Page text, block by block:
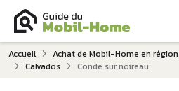
Accueil Achat de Mobil-Home en
Calvados
Conde sur noireau